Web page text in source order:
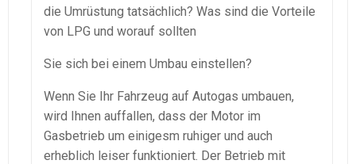
die Umrüstung tatsächlich? Was sind die Vorteile
von LPG und worauf sollten
Sie sich bei einem Umbau einstellen?
Wenn Sie Ihr Fahrzeug auf Autogas umbauen,
wird Ihnen auffallen, dass der Motor im
Gasbetrieb um einigesm ruhiger und auch
erheblich leiser funktioniert. Der Betrieb mit